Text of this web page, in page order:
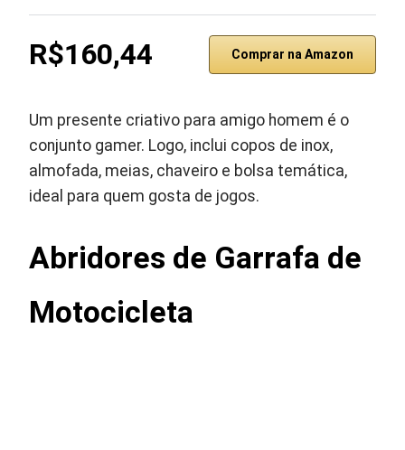
R$160,44 Comprar na Amazon
Um presente criativo para amigo homem é o
conjunto gamer. Logo, inclui copos de inox,
almofada, meias, chaveiro e bolsa temática,
ideal para quem gosta de jogos.
Abridores de Garrafa de
Motocicleta